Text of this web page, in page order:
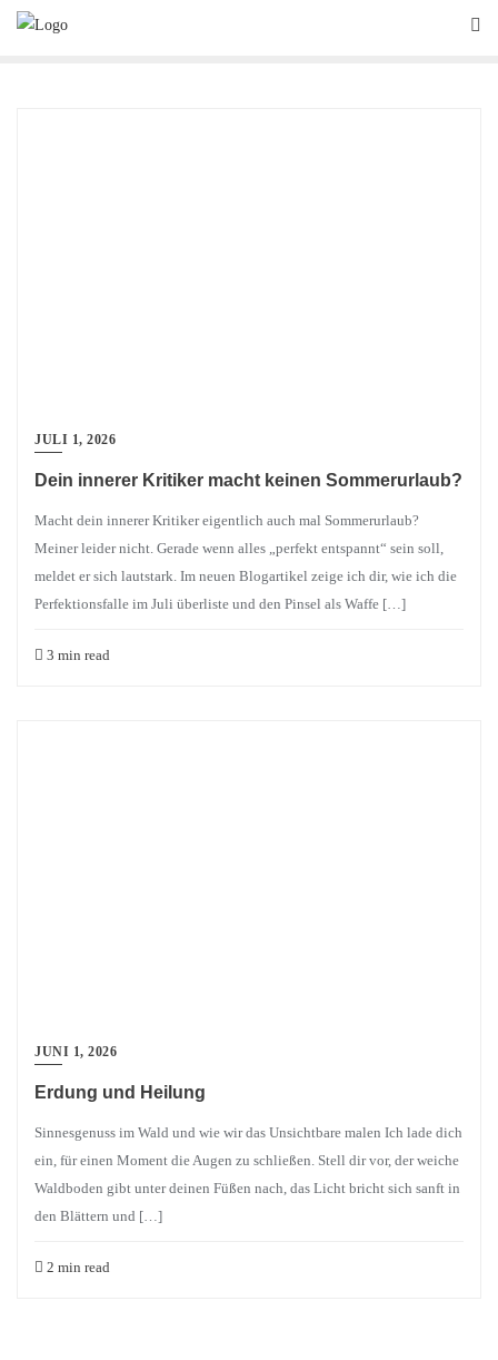
Skip
JULI 1, 2026
Dein innerer Kritiker macht keinen Sommerurlaub?
Macht dein innerer Kritiker eigentlich auch mal Sommerurlaub?
Meiner leider nicht. Gerade wenn alles „perfekt entspannt“ sein soll,
meldet er sich lautstark. Im neuen Blogartikel zeige ich dir, wie ich die
Perfektionsfalle im Juli überliste und den Pinsel als Waffe […]
3 min read
JUNI 1, 2026
Erdung und Heilung
Sinnesgenuss im Wald und wie wir das Unsichtbare malen Ich lade dich
ein, für einen Moment die Augen zu schließen. Stell dir vor, der weiche
Waldboden gibt unter deinen Füßen nach, das Licht bricht sich sanft in
den Blättern und […]
2 min read